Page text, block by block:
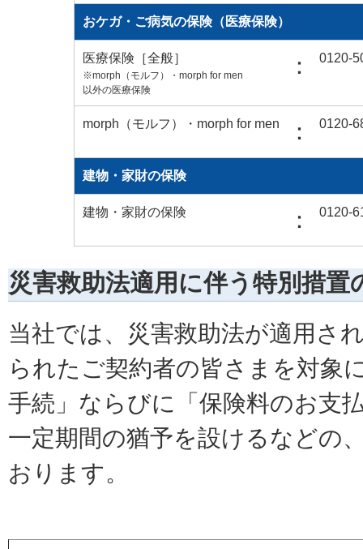
おケガ・ご病気の保険（医療保険）
医療保険［全般］
※morph（モルフ）・morph for men
以外の医療保険
： 0120-
morph（モルフ）・morph for men ： 0120-
建物・家財の保険
建物・家財の保険 ： 0120-
災害救助法適用に伴う特別措置
当社では、災害救助法が適用さ
られたご契約者の皆さまを対象
手続」ならびに「保険料のお支
一定期間の猶予を設けるなどの
おります。